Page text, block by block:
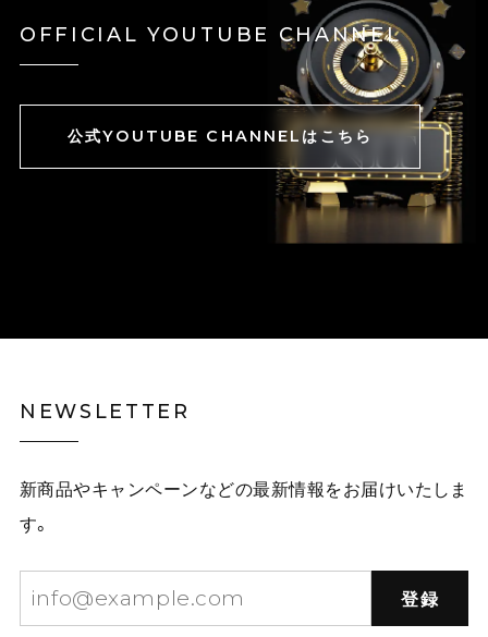
OFFICIAL YOUTUBE CHANNEL
公式YOUTUBE CHANNELはこちら
NEWSLETTER
新商品やキャンペーンなどの最新情報をお届けいたしま
す。
登録